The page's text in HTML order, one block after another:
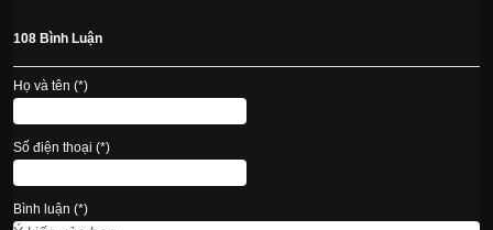
108 Bình Luận
Họ và tên (*)
Số điện thoại (*)
Bình luận (*)